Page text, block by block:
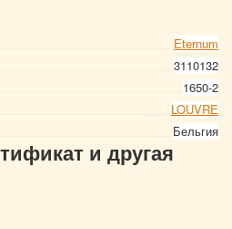
Eternum
3110132
1650-2
LOUVRE
Бельгия
и другая